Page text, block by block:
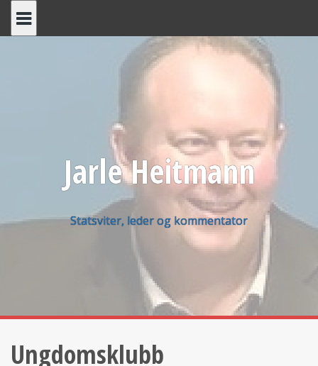
Jarle Heitmann
Statsviter, leder og kommentator
Ungdomsklubb